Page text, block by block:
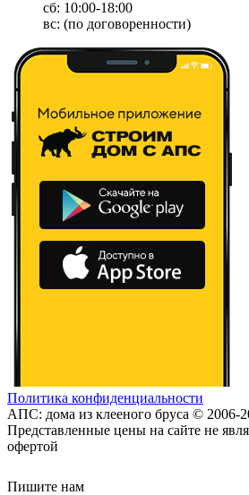
сб: 10:00-18:00
вс: (по договоренности)
Политика конфиденциальности
АПС: дома из клееного бруса © 2006-
Представленные цены на сайте не
офертой
Пишите нам